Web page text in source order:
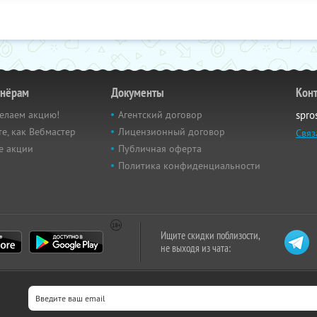
акцию!
как Вебмастер
акции
Документы
Агентский договор
Лицензионный договор
Публичная оферта
Политика конфиденциальности
Ищите скидки поблизости,
не выходя из чата: